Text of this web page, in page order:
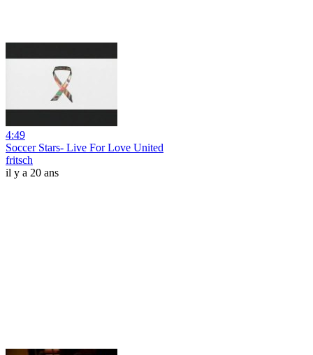
4:49
Soccer Stars- Live For Love United
fritsch
il y a 20 ans